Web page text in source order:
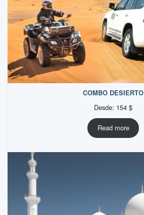
COMBO DESIERTO
Desde: 154 $
Read more